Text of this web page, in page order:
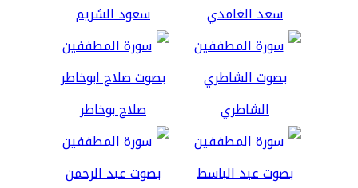
سعد الغامدي سعود الشريم
الشاطري صلاح بوخاطر